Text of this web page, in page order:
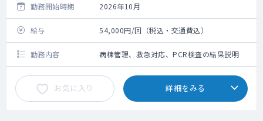
勤務開始時期 2026年10月
給与 54,000円/回（税込・交通費込）
勤務内容 病棟管理、救急対応、PCR検査の結果説明
お気に入り 詳細をみる